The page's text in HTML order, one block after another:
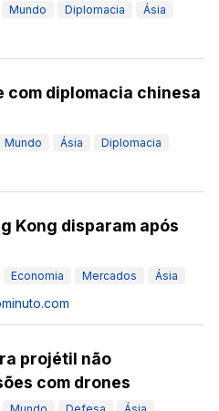
Mundo Diplomacia Ásia
com diplomacia chinesa
Mundo Ásia Diplomacia
Kong disparam após
Economia Mercados Ásia
projétil não
com drones